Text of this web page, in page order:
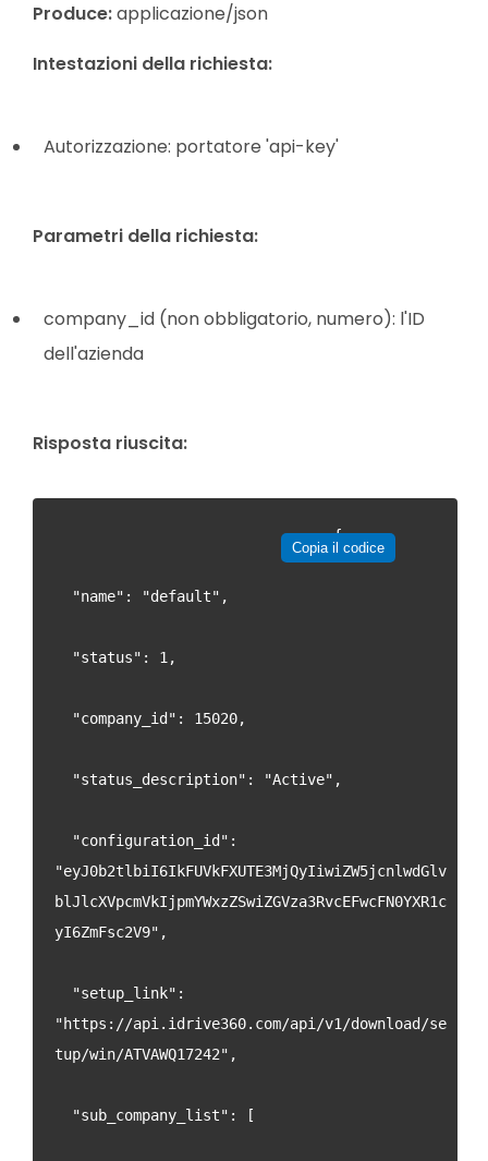
Produce:applicazione/json
Intestazioni della richiesta:
Autorizzazione: portatore 'api-key'
Parametri della richiesta:
company_id (non obbligatorio, numero): l'ID
dell'azienda
Risposta riuscita:
    				{
  "name": "default",
  "status": 1,
  "company_id": 15020,
  "status_description": "Active",
"eyJ0b2tlbiI6IkFUVkFXUTE3MjQyIiwiZW5jcnlwdGlv
blJlcXVpcmVkIjpmYWxzZSwiZGVza3RvcEFwcFN0YXR1c
yI6ZmFsc2V9",
"https://api.idrive360.com/api/v1/download/se
tup/win/ATVAWQ17242",
  "sub_company_list": [
Copia il codice